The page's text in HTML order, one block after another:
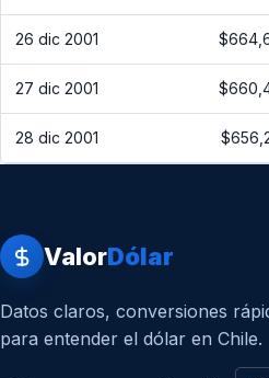
26 dic 2001
27 dic 2001
28 dic 2001
ValorDólar
Datos claros, conversiones
para entender el dólar en Chile.